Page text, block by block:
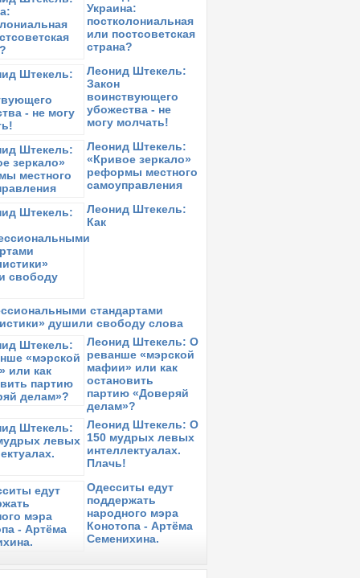
21 октября 2019в 21:00:
Сандерс и Элизабет Уоррен: кто
социалист?
10 октября 2019в 12:37:
Уоррен + Оказио-Кортес =
Америка»?
10 октября 2019в 12:32:
нет очевидного лидера на
10 октября 2019в 12:25:
Гиндлер: Блефпичмент
Украина:
постколониальная
или постсоветская
страна?
Леонид Штекель:
Закон
воинствующего
убожества - не
могу молчать!
Леонид Штекель:
«Кривое зеркало»
реформы местного
самоуправления
Леонид Штекель:
Как
стандартами
душили свободу слова
Леонид Штекель: О
реванше «мэрской
мафии» или как
остановить
партию «Доверяй
делам»?
Леонид Штекель: О
150 мудрых левых
интеллектуалах.
Плачь!
Одесситы едут
поддержать
народного мэра
Конотопа - Артёма
Семенихина.